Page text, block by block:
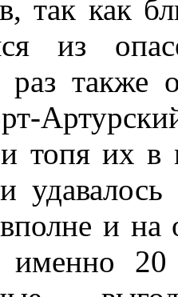
так как
из
раз также
топя их в
удавалось
и на
именно 20